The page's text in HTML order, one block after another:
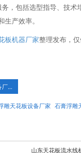
，包括选型指导、技
产效率。
板机器厂家整理发布，
...
雕天花板设备厂家 石膏浮雕
山东天花板流水线